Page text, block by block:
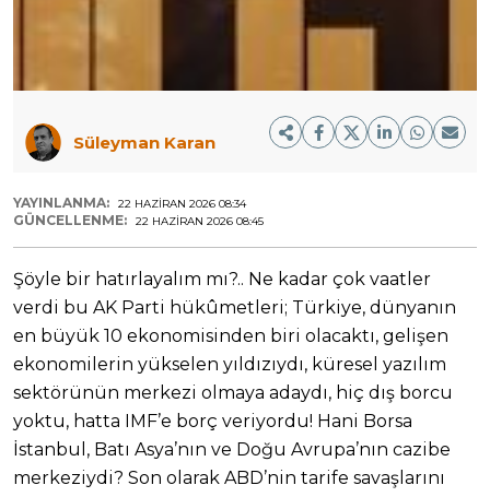
Süleyman Karan
YAYINLANMA: 22 HAZIRAN 2026 08:34
GÜNCELLENME: 22 HAZIRAN 2026 08:45
Şöyle bir hatırlayalım mı?.. Ne kadar çok vaatler
verdi bu AK Parti hükûmetleri; Türkiye, dünyanın
en büyük 10 ekonomisinden biri olacaktı, gelişen
ekonomilerin yükselen yıldızıydı, küresel yazılım
sektörünün merkezi olmaya adaydı, hiç dış borcu
yoktu, hatta IMF’e borç veriyordu! Hani Borsa
İstanbul, Batı Asya’nın ve Doğu Avrupa’nın cazibe
merkeziydi? Son olarak ABD’nin tarife savaşlarını